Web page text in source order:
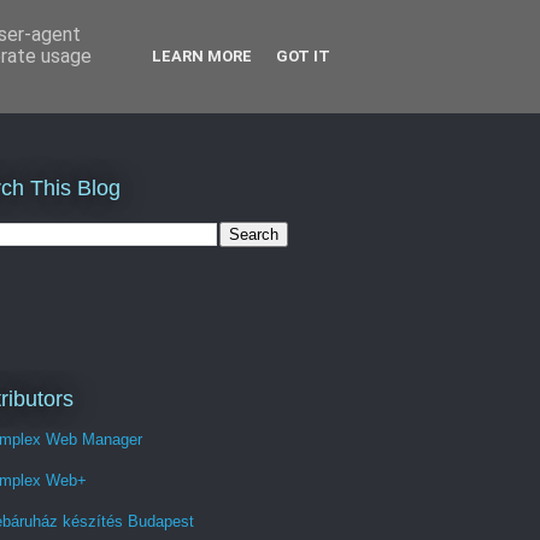
This Blog
Web Manager
Web+
készítés Budapest
agent
usage
LEARN MORE GOT IT